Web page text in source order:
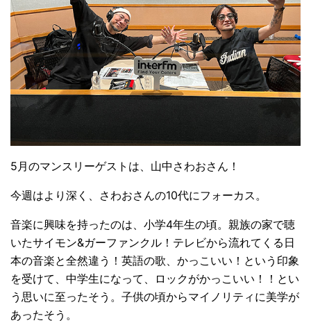
5月のマンスリーゲストは、山中さわおさん！
今週はより深く、さわおさんの10代にフォーカス。
音楽に興味を持ったのは、小学4年生の頃。親族の家で聴
いたサイモン&ガーファンクル！テレビから流れてくる日
本の音楽と全然違う！英語の歌、かっこいい！という印象
を受けて、中学生になって、ロックがかっこいい！！とい
う思いに至ったそう。子供の頃からマイノリティに美学が
あったそう。